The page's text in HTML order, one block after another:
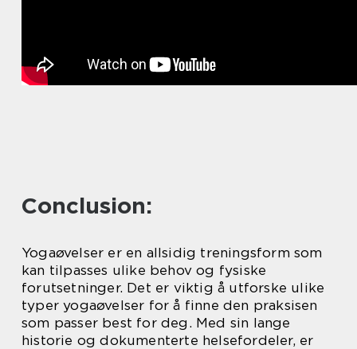
Conclusion:
Yogaøvelser er en allsidig treningsform som
kan tilpasses ulike behov og fysiske
forutsetninger. Det er viktig å utforske ulike
typer yogaøvelser for å finne den praksisen
som passer best for deg. Med sin lange
historie og dokumenterte helsefordeler, er